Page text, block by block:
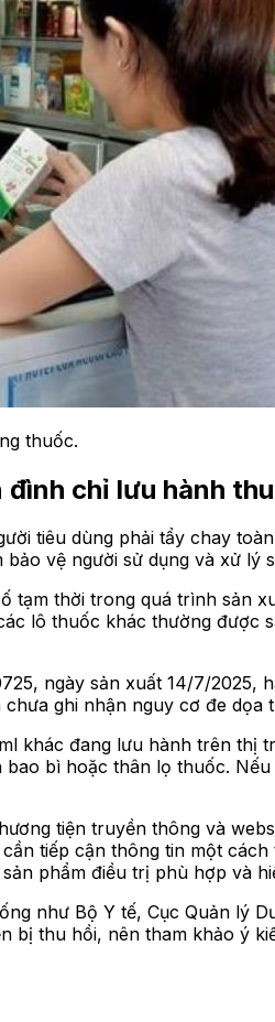
thuốc.
chỉ lưu hành
tiêu dùng phải tẩy chay
vệ người sử dụng và xử lý
thời trong quá trình sản
lô thuốc khác thường được
ngày sản xuất 14/7/2025,
ghi nhận nguy cơ đe dọa
khác đang lưu hành trên
bì hoặc thân lọ thuốc.
tiện truyền thông và
tiếp cận thông tin một
phẩm điều trị phù hợp và
như Bộ Y tế, Cục Quản lý
bị thu hồi, nên tham khảo ý